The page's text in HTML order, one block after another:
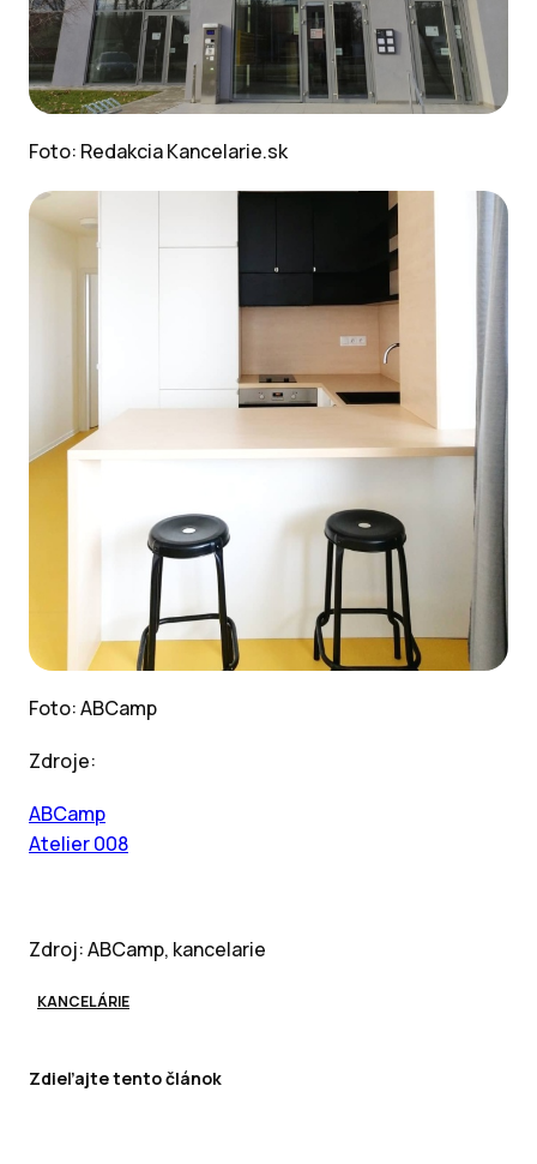
Foto: Redakcia Kancelarie.sk
Foto: ABCamp
Zdroje:
ABCamp
Atelier 008
Zdroj: ABCamp, kancelarie
KANCELÁRIE
Zdieľajte tento článok